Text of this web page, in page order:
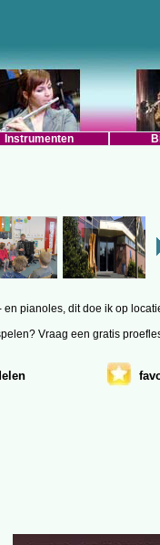
Instrumenten
pianoles, dit doe ik op
Vraag een gratis